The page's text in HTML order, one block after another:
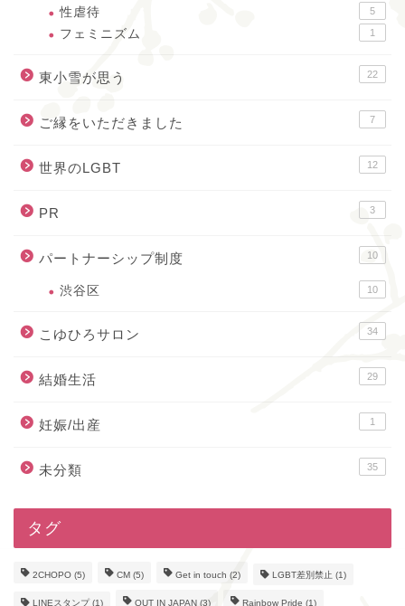
性虐待 5
フェミニズム 1
東小雪が思う 22
ご縁をいただきました 7
世界のLGBT 12
PR 3
パートナーシップ制度 10
渋谷区 10
こゆひろサロン 34
結婚生活 29
妊娠/出産 1
未分類 35
タグ
2CHOPO (5) CM (5) Get in touch (2) LGBT差別禁止 (1)
LINEスタンプ(1) OUT IN JAPAN (3) Rainbow Pride (1)